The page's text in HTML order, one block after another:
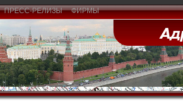
ПРЕСС-РЕЛИЗЫ ФИРМЫ